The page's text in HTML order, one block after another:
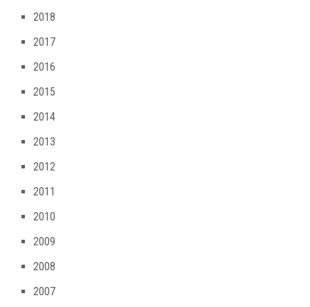
2018
2017
2016
2015
2014
2013
2012
2011
2010
2009
2008
2007